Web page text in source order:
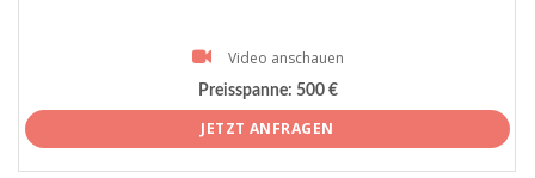
Video anschauen
Preisspanne: 500 €
JETZT ANFRAGEN